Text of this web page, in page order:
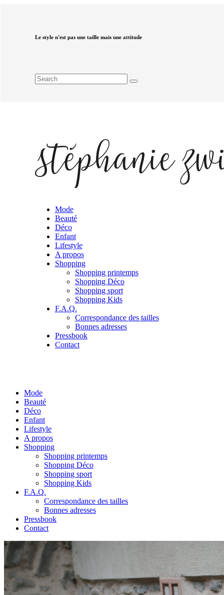
Le style n'est pas une taille mais une attitude
Mode
Beauté
Déco
Enfant
Lifestyle
A propos
Shopping
Shopping printemps
Shopping Déco
Shopping sport
Shopping Kids
F.A.Q.
Correspondance des tailles
Bonnes adresses
Pressbook
Contact
Mode
Beauté
Déco
Enfant
Lifestyle
A propos
Shopping
Shopping printemps
Shopping Déco
Shopping sport
Shopping Kids
F.A.Q.
Correspondance des tailles
Bonnes adresses
Pressbook
Contact